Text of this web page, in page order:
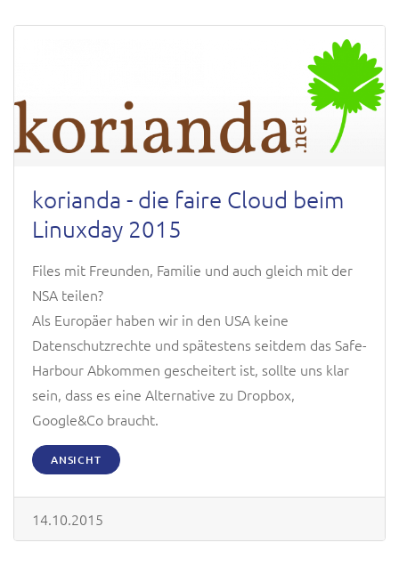
korianda - die faire Cloud beim
Linuxday 2015
Files mit Freunden, Familie und auch gleich mit der
NSA teilen?
Als Europäer haben wir in den USA keine
Datenschutzrechte und spätestens seitdem das Safe-
Harbour Abkommen gescheitert ist, sollte uns klar
sein, dass es eine Alternative zu Dropbox,
Google&Co braucht.
ANSICHT
14.10.2015